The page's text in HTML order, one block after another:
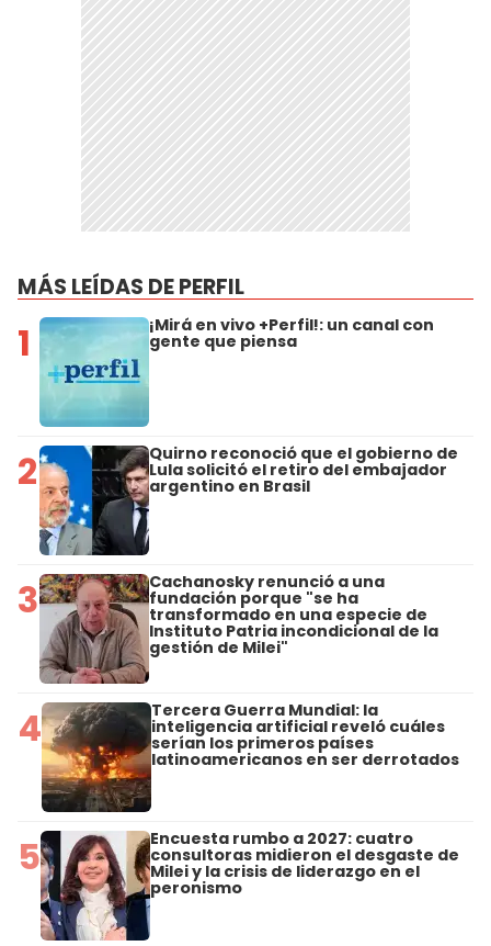
MÁS LEÍDAS DE PERFIL
1 ¡Mirá en vivo +Perfil!: un canal con
gente que piensa
2 Quirno reconoció que el gobierno de
Lula solicitó el retiro del embajador
argentino en Brasil
3 Cachanosky renunció a una
fundación porque "se ha
transformado en una especie de
Instituto Patria incondicional de la
gestión de Milei"
4 Tercera Guerra Mundial: la
inteligencia artificial reveló cuáles
serían los primeros países
latinoamericanos en ser derrotados
5 Encuesta rumbo a 2027: cuatro
consultoras midieron el desgaste de
Milei y la crisis de liderazgo en el
peronismo